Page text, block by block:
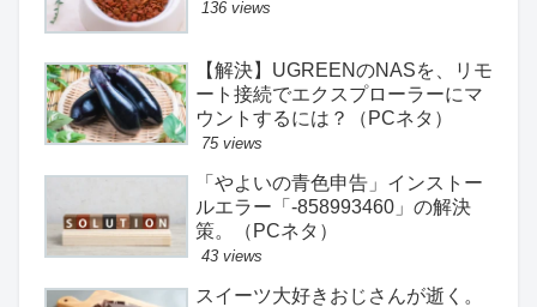
136 views
【解決】UGREENのNASを、リモ
ート接続でエクスプローラーにマ
ウントするには？（PCネタ）
75 views
「やよいの青色申告」インストー
ルエラー「-858993460」の解決
策。（PCネタ）
43 views
スイーツ大好きおじさんが逝く。